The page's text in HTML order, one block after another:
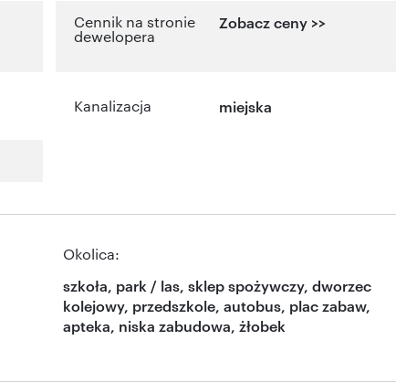
Cennik na stronie
dewelopera
Zobacz ceny >>
Kanalizacja miejska
Okolica:
szkoła, park / las, sklep spożywczy, dworzec
kolejowy, przedszkole, autobus, plac zabaw,
apteka, niska zabudowa, żłobek